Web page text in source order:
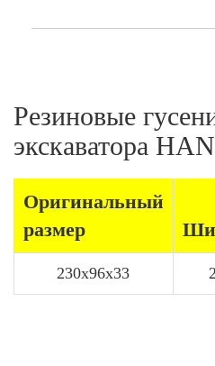
Резиновые
экскаватора
Оригинальный
размер
230x96x33